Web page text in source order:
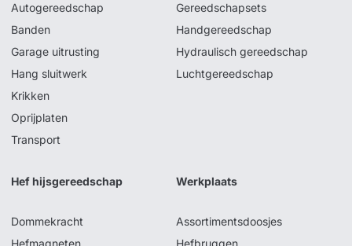
Autogereedschap
Banden
Garage uitrusting
Hang sluitwerk
Krikken
Oprijplaten
Transport
Gereedschapsets
Handgereedschap
Hydraulisch gereedschap
Luchtgereedschap
Hef hijsgereedschap
Dommekracht
Werkplaats
Assortimentsdoosjes